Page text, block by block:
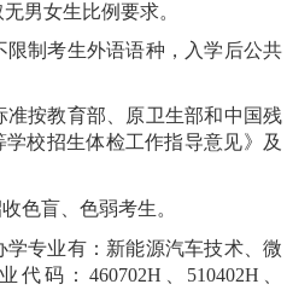
男女生比例要求。
制考生外语语种，入学后公共
按教育部、原卫生部和中国残
校招生体检工作指导意见》及
色盲、色弱考生。
学专业有：新能源汽车技术、微
码：460702H、510402H、